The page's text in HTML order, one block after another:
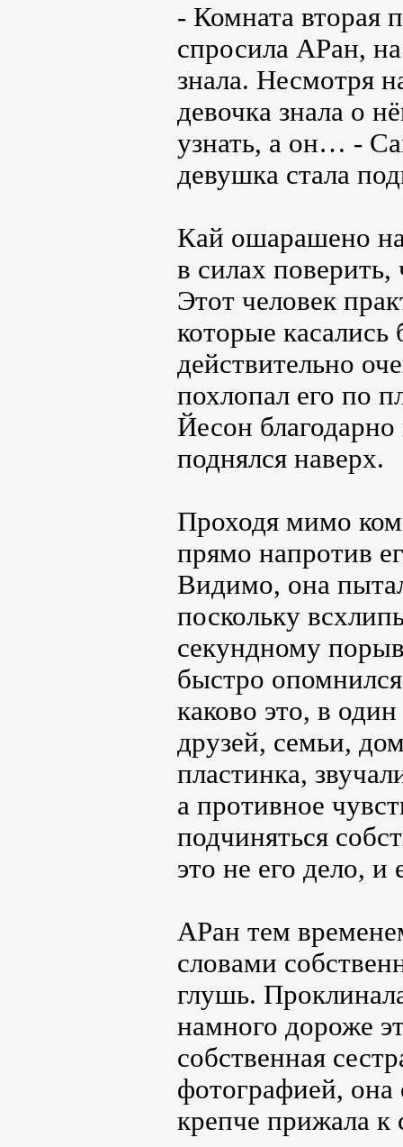
- Комната вторая
спросила АРан,
знала. Несмотря
девочка знала о
узнать, а он… -
девушка стала
Кай ошарашено
в силах поверить,
Этот человек
которые
действительно
похлопал его по
Йесон
поднялся наверх.
Проходя мимо
прямо напротив
Видимо, она
поскольку
секундному
быстро
каково это, в
друзей, семьи,
пластинка,
а противное
подчиняться
это не его дело, и
АРан тем
словами
глушь.
намного дороже
собственная
фотографией, она
крепче прижала к